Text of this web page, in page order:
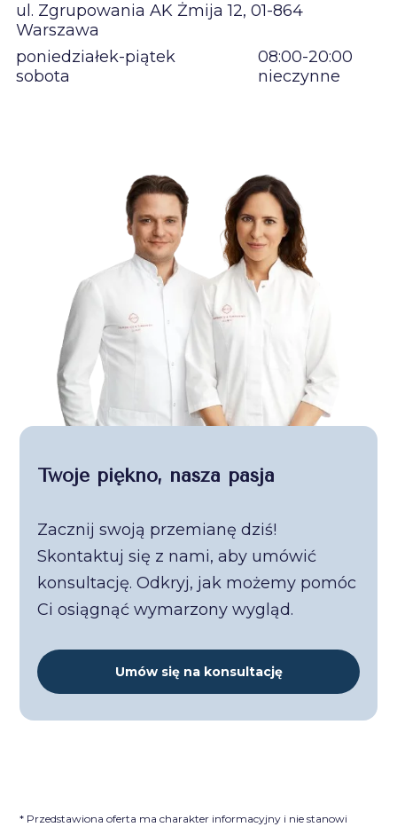
ul. Zgrupowania AK Żmija 12, 01-864
Warszawa
poniedziałek-piątek
08:00-20:00
sobota
nieczynne
Twoje piękno, nasza pasja
Zacznij swoją przemianę dziś!
Skontaktuj się z nami, aby umówić
konsultację. Odkryj, jak możemy pomóc
Ci osiągnąć wymarzony wygląd.
Umów się na konsultację
* Przedstawiona oferta ma charakter informacyjny i nie stanowi